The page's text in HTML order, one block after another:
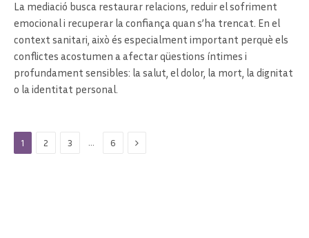
La mediació busca restaurar relacions, reduir el sofriment
emocional i recuperar la confiança quan s’ha trencat. En el
context sanitari, això és especialment important perquè els
conflictes acostumen a afectar qüestions íntimes i
profundament sensibles: la salut, el dolor, la mort, la dignitat
o la identitat personal.
1 2 3 6 Next